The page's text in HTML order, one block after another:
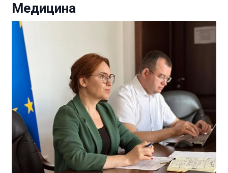
Медицина